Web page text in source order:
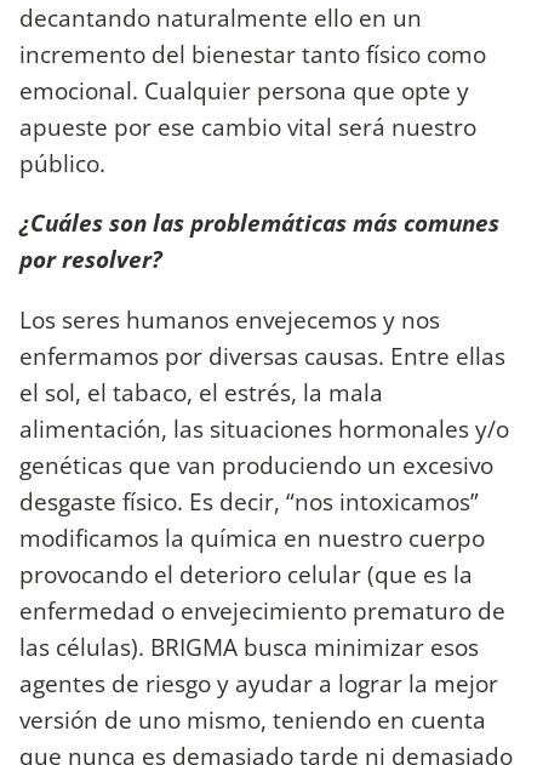
decantando naturalmente ello en un
incremento del bienestar tanto físico como
emocional. Cualquier persona que opte y
apueste por ese cambio vital será nuestro
público.
¿Cuáles son las problemáticas más comunes
por resolver?
Los seres humanos envejecemos y nos
enfermamos por diversas causas. Entre ellas
el sol, el tabaco, el estrés, la mala
alimentación, las situaciones hormonales y/o
genéticas que van produciendo un excesivo
desgaste físico. Es decir, “nos intoxicamos”
modificamos la química en nuestro cuerpo
provocando el deterioro celular (que es la
enfermedad o envejecimiento prematuro de
las células). BRIGMA busca minimizar esos
agentes de riesgo y ayudar a lograr la mejor
versión de uno mismo, teniendo en cuenta
que nunca es demasiado tarde ni demasiado